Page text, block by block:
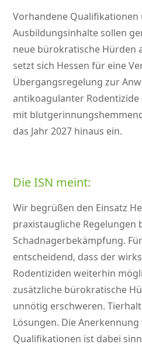
Vorhandene
Ausbildungsinhalte sollen
neue bürokratische Hürden
setzt sich Hessen für eine
Übergangsregelung zur
antikoagulanter
mit
das Jahr 2027 hinaus ein.
Die ISN meint:
Wir begrüßen den Einsatz
praxistaugliche Regelungen
Schadnagerbekämpfung.
entscheidend, dass der
Rodentiziden weiterhin
zusätzliche bürokratische
unnötig erschweren.
Lösungen. Die
Qualifikationen ist dabei